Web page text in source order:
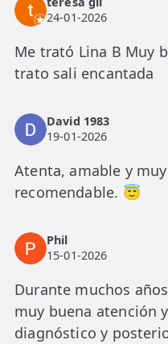
24-01-2026
Me trató Lina B Muy
trato sali encantada
David 1983
19-01-2026
Atenta, amable y
recomendable. 😇
Phil
15-01-2026
Durante muchos
muy buena atención
diagnóstico y